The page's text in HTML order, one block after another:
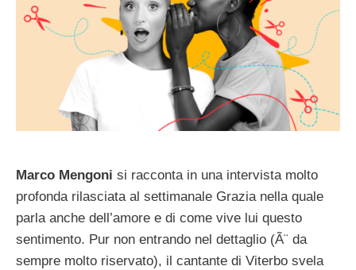
Marco Mengoni si racconta in una intervista molto
profonda rilasciata al settimanale Grazia nella quale
parla anche dell’amore e di come vive lui questo
sentimento. Pur non entrando nel dettaglio (Ã¨ da
sempre molto riservato), il cantante di Viterbo svela